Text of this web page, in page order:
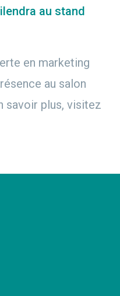
au stand
en marketing
au salon
savoir plus, visitez